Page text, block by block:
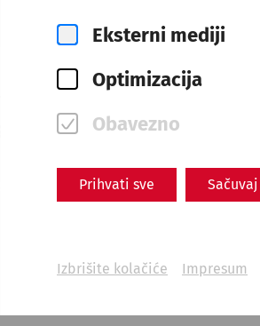
Eksterni mediji
Optimizacija
Obavezno
Prihvati sve
Izbrišite kolačiće Impresum
–
Science
Valentin